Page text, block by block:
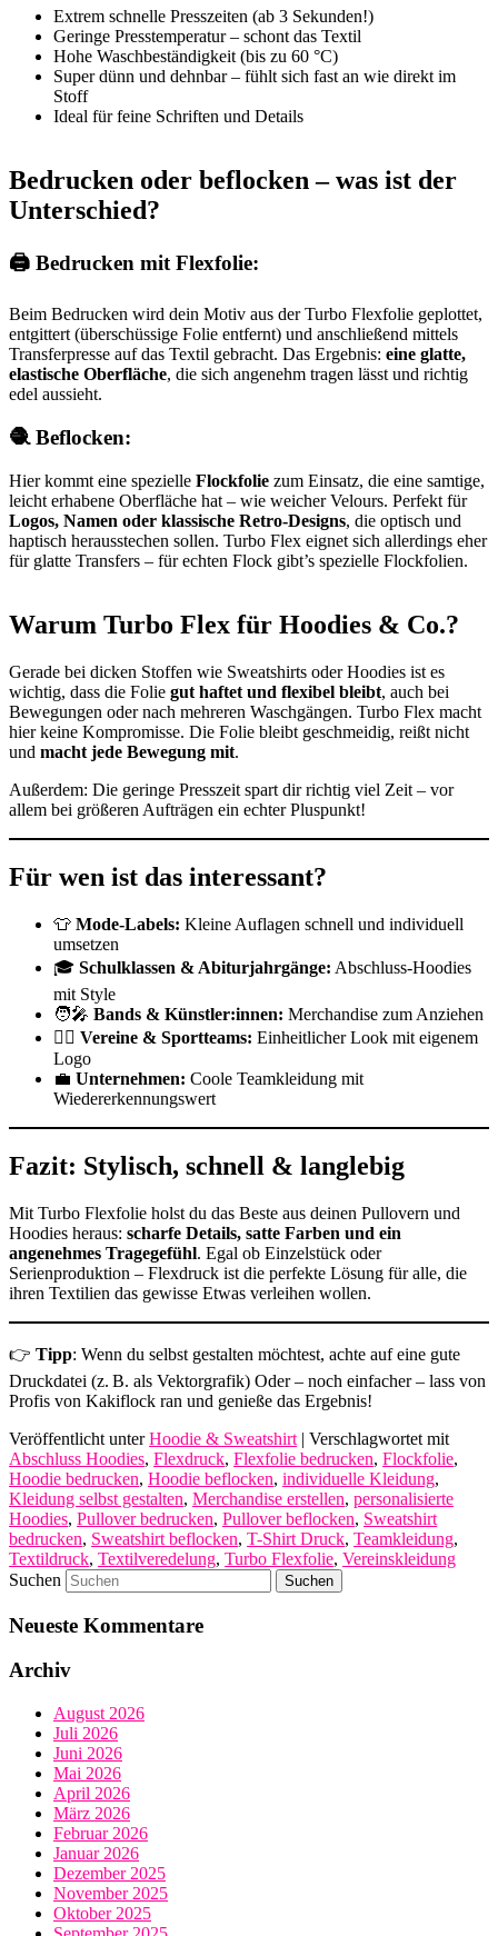
Extrem schnelle Presszeiten (ab 3 Sekunden!)
Geringe Presstemperatur – schont das Textil
Hohe Waschbeständigkeit (bis zu 60 °C)
Super dünn und dehnbar – fühlt sich fast an wie direkt im
Stoff
Ideal für feine Schriften und Details
Bedrucken oder beflocken – was ist der
Unterschied?
🖨 Bedrucken mit Flexfolie:
Beim Bedrucken wird dein Motiv aus der Turbo Flexfolie geplottet,
entgittert (überschüssige Folie entfernt) und anschließend mittels
Transferpresse auf das Textil gebracht. Das Ergebnis: eine glatte,
elastische Oberfläche, die sich angenehm tragen lässt und richtig
edel aussieht.
🧶 Beflocken:
Hier kommt eine spezielle Flockfolie zum Einsatz, die eine samtige,
leicht erhabene Oberfläche hat – wie weicher Velours. Perfekt für
Logos, Namen oder klassische Retro-Designs, die optisch und
haptisch herausstechen sollen. Turbo Flex eignet sich allerdings eher
für glatte Transfers – für echten Flock gibt’s spezielle Flockfolien.
Warum Turbo Flex für Hoodies & Co.?
Gerade bei dicken Stoffen wie Sweatshirts oder Hoodies ist es
wichtig, dass die Folie gut haftet und flexibel bleibt, auch bei
Bewegungen oder nach mehreren Waschgängen. Turbo Flex macht
hier keine Kompromisse. Die Folie bleibt geschmeidig, reißt nicht
und macht jede Bewegung mit.
Außerdem: Die geringe Presszeit spart dir richtig viel Zeit – vor
allem bei größeren Aufträgen ein echter Pluspunkt!
Für wen ist das interessant?
👕 Mode-Labels: Kleine Auflagen schnell und individuell
umsetzen
🎓 Schulklassen & Abiturjahrgänge: Abschluss-Hoodies
mit Style
🧑‍🎤 Bands & Künstler:innen: Merchandise zum Anziehen
🏋️‍♀️ Vereine & Sportteams: Einheitlicher Look mit eigenem
Logo
💼 Unternehmen: Coole Teamkleidung mit
Wiedererkennungswert
Fazit: Stylisch, schnell & langlebig
Mit Turbo Flexfolie holst du das Beste aus deinen Pullovern und
Hoodies heraus: scharfe Details, satte Farben und ein
angenehmes Tragegefühl. Egal ob Einzelstück oder
Serienproduktion – Flexdruck ist die perfekte Lösung für alle, die
ihren Textilien das gewisse Etwas verleihen wollen.
👉 Tipp: Wenn du selbst gestalten möchtest, achte auf eine gute
Druckdatei (z. B. als Vektorgrafik) Oder – noch einfacher – lass von
Profis von Kakiflock ran und genieße das Ergebnis!
Veröffentlicht unter Hoodie & Sweatshirt | Verschlagwortet mit
Abschluss Hoodies, Flexdruck, Flexfolie bedrucken, Flockfolie,
Hoodie bedrucken, Hoodie beflocken, individuelle Kleidung,
Kleidung selbst gestalten, Merchandise erstellen, personalisierte
Hoodies, Pullover bedrucken, Pullover beflocken, Sweatshirt
bedrucken, Sweatshirt beflocken, T-Shirt Druck, Teamkleidung,
Textildruck, Textilveredelung, Turbo Flexfolie, Vereinskleidung
Suchen
Neueste Kommentare
Archiv
August 2026
Juli 2026
Juni 2026
Mai 2026
April 2026
März 2026
Februar 2026
Januar 2026
Dezember 2025
November 2025
Oktober 2025